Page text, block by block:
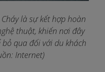
là sự kết hợp hoàn
thuật, khiến nơi đây
qua đối với du khách
Internet)